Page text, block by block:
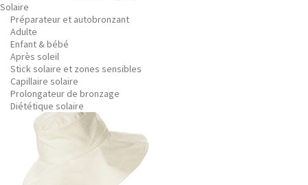
Solaire
Préparateur et autobronzant
Adulte
Enfant & bébé
Après soleil
Stick solaire et zones sensibles
Capillaire solaire
Prolongateur de bronzage
Diététique solaire